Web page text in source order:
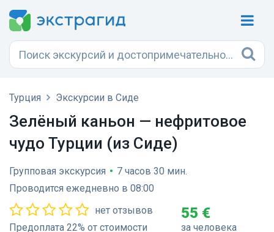
Турция Экскурсии в Сиде
Зелёный каньон — нефритовое
чудо Турции (из Сиде)
Групповая экскурсия • 7 часов 30 мин.
Проводится ежедневно в 08:00
нет отзывов
Предоплата 22% от стоимости
55 €
за человека